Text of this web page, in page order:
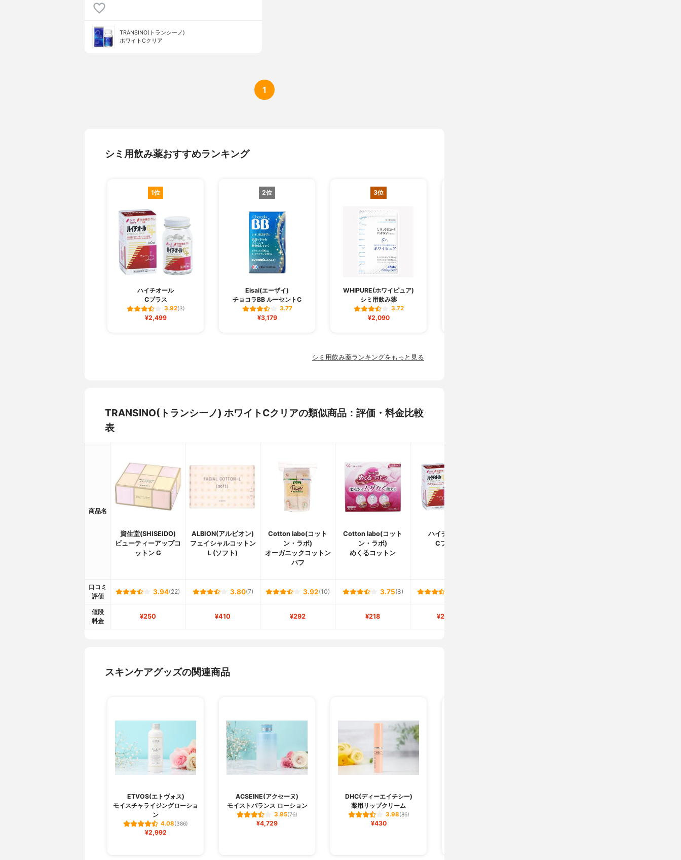
TRANSINO(トランシーノ)
ホワイトCクリア
1
シミ用飲み薬おすすめランキング
1位
ハイチオール
Cプラス
3.92(3)
¥2,499
2位
Eisai(エーザイ)
チョコラBB ルーセントC
3.77
¥3,179
3位
WHIPURE(ホワイピュア)
シミ用飲み薬
3.72
¥2,090
シミ用飲み薬ランキングをもっと見る
TRANSINO(トランシーノ) ホワイトCクリアの類似商品：評価・料金比較
表
商品名
資生堂(SHISEIDO)
ビューティーアップコ
ットン G
ALBION(アルビオン)
フェイシャルコットン
L (ソフト)
Cotton labo(コット
ン・ラボ)
オーガニックコットン
パフ
Cotton labo(コット
ン・ラボ)
めくるコットン
ハイチオール
Cプラス
口コミ
評価
3.94(22) 3.80(7) 3.92(10) 3.75(8)
値段
料金
¥250 ¥410 ¥292 ¥218 ¥2,499
スキンケアグッズの関連商品
ETVOS(エトヴォス)
モイスチャライジングローショ
ン
4.08(386)
¥2,992
ACSEINE(アクセーヌ)
モイストバランス ローション
3.95(76)
¥4,729
DHC(ディーエイチシー)
薬用リップクリーム
3.98(86)
¥430